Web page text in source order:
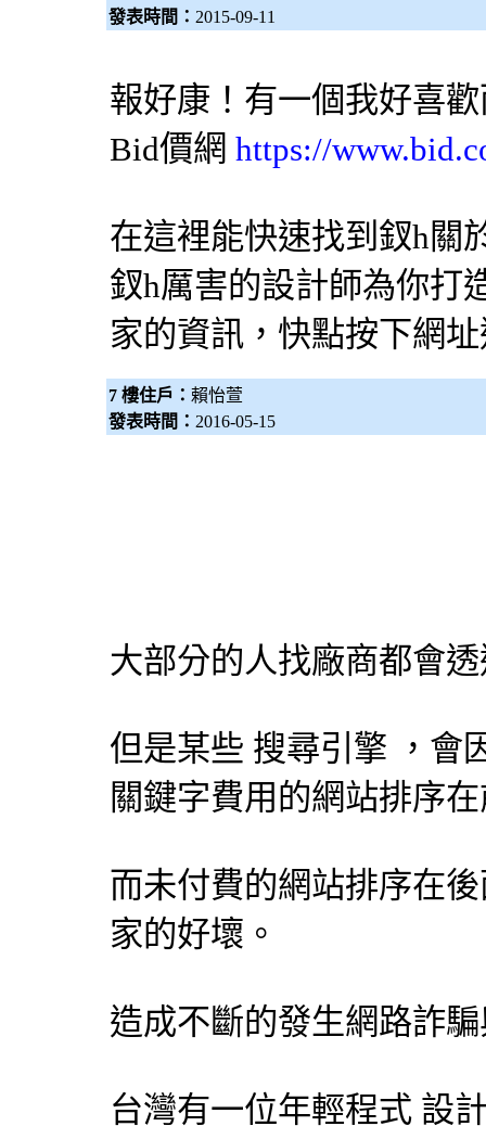
發表時間： 2015-09-11
報好康！有一個我好喜
Bid價網 https://
在這裡能快速找到釵h關
釵h厲害的設計師為你打
家的資訊，快點按下網
7 樓住戶： 賴怡萱
發表時間： 2016-05-15
大部分的人找廠商都會
但是某些 搜尋引擎 ，會
關鍵字費用的網站排序
而未付費的網站排序在
家的好壞。
造成不斷的發生網路詐
台灣有一位年輕程式 設